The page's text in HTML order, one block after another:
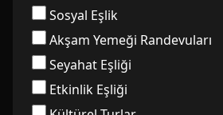
Sosyal Eşlik
Akşam Yemeği Randevuları
Seyahat Eşliği
Etkinlik Eşliği